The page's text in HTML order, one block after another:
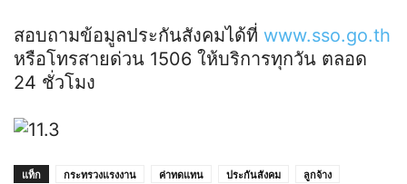
สอบถามข้อมูลประกันสังคมได้ที่ www.sso.go.th
หรือโทรสายด่วน 1506 ให้บริการทุกวัน ตลอด
24 ชั่วโมง
แท็ก กระทรวงแรงงาน ค่าทดแทน ประกันสังคม
ลูกจ้าง